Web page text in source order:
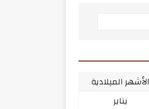
الأشهر الميلادية
يناير